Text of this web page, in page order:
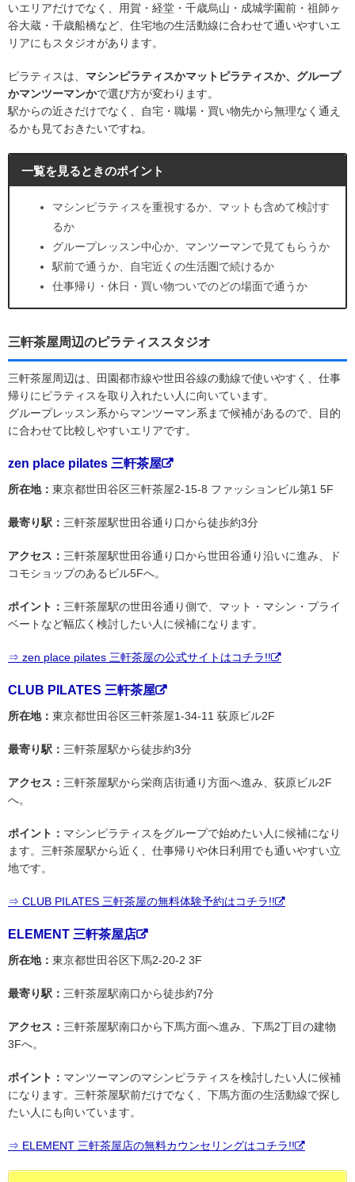
いエリアだけでなく、用賀・経堂・千歳烏山・成城学園前・祖師ヶ
谷大蔵・千歳船橋など、住宅地の生活動線に合わせて通いやすいエ
リアにもスタジオがあります。
ピラティスは、 マシンピラティスかマットピラティスか、グループ
かマンツーマンかで選び方が変わります。
駅からの近さだけでなく、自宅・職場・買い物先から無理なく通え
るかも見ておきたいですね。
一覧を見るときのポイント
マシンピラティスを重視するか、マットも含めて検討す
るか
グループレッスン中心か、マンツーマンで見てもらうか
駅前で通うか、自宅近くの生活圏で続けるか
仕事帰り・休日・買い物ついでのどの場面で通うか
三軒茶屋周辺のピラティススタジオ
三軒茶屋周辺は、田園都市線や世田谷線の動線で使いやすく、仕事
帰りにピラティスを取り入れたい人に向いています。
グループレッスン系からマンツーマン系まで候補があるので、目的
に合わせて比較しやすいエリアです。
zen place pilates 三軒茶屋
所在地： 東京都世田谷区三軒茶屋2-15-8 ファッションビル第1 5F
最寄り駅： 三軒茶屋駅世田谷通り口から徒歩約3分
アクセス： 三軒茶屋駅世田谷通り口から世田谷通り沿いに進み、ド
コモショップのあるビル5Fへ。
ポイント： 三軒茶屋駅の世田谷通り側で、マット・マシン・プライ
ベートなど幅広く検討したい人に候補になります。
⇒ zen place pilates 三軒茶屋の公式サイトはコチラ!!
CLUB PILATES 三軒茶屋
所在地： 東京都世田谷区三軒茶屋1-34-11 荻原ビル2F
最寄り駅： 三軒茶屋駅から徒歩約3分
アクセス： 三軒茶屋駅から栄商店街通り方面へ進み、荻原ビル2F
へ。
ポイント： マシンピラティスをグループで始めたい人に候補になり
ます。三軒茶屋駅から近く、仕事帰りや休日利用でも通いやすい立
地です。
⇒ CLUB PILATES 三軒茶屋の無料体験予約はコチラ!!
ELEMENT 三軒茶屋店
所在地： 東京都世田谷区下馬2-20-2 3F
最寄り駅： 三軒茶屋駅南口から徒歩約7分
アクセス： 三軒茶屋駅南口から下馬方面へ進み、下馬2丁目の建物
3Fへ。
ポイント： マンツーマンのマシンピラティスを検討したい人に候補
になります。三軒茶屋駅前だけでなく、下馬方面の生活動線で探し
たい人にも向いています。
⇒ ELEMENT 三軒茶屋店の無料カウンセリングはコチラ!!